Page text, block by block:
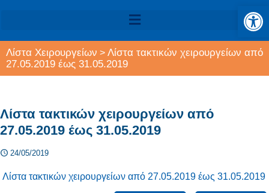
Λίστα Χειρουργείων > Λίστα τακτικών χειρουργείων από
27.05.2019 έως 31.05.2019
Λίστα τακτικών χειρουργείων από
27.05.2019 έως 31.05.2019
24/05/2019
Λίστα τακτικών χειρουργείων από 27.05.2019 έως 31.05.2019